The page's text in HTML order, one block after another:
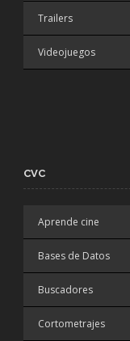
Trailers
Videojuegos
CVC
Aprende cine
Bases de Datos
Buscadores
Cortometrajes